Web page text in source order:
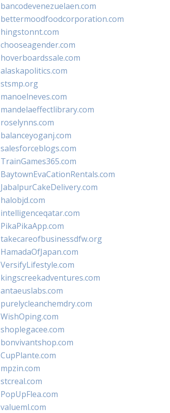
bancodevenezuelaen.com
bettermoodfoodcorporation.com
hingstonnt.com
chooseagender.com
hoverboardssale.com
alaskapolitics.com
stsmp.org
manoelneves.com
mandelaeffectlibrary.com
roselynns.com
balanceyoganj.com
salesforceblogs.com
TrainGames365.com
BaytownEvaCationRentals.com
JabalpurCakeDelivery.com
halobjd.com
intelligenceqatar.com
PikaPikaApp.com
takecareofbusinessdfw.org
HamadaOfJapan.com
VersifyLifestyle.com
kingscreekadventures.com
antaeuslabs.com
purelycleanchemdry.com
WishOping.com
shoplegacee.com
bonvivantshop.com
CupPlante.com
mpzin.com
stcreal.com
PopUpFlea.com
valueml.com